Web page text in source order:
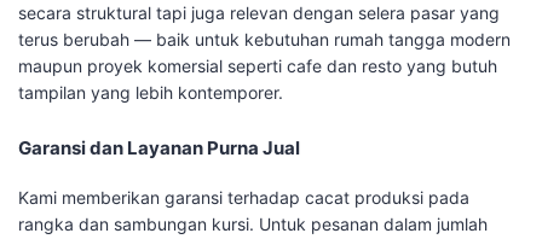
secara struktural tapi juga relevan dengan selera pasar yang
terus berubah — baik untuk kebutuhan rumah tangga modern
maupun proyek komersial seperti cafe dan resto yang butuh
tampilan yang lebih kontemporer.
Garansi dan Layanan Purna Jual
Kami memberikan garansi terhadap cacat produksi pada
rangka dan sambungan kursi. Untuk pesanan dalam jumlah